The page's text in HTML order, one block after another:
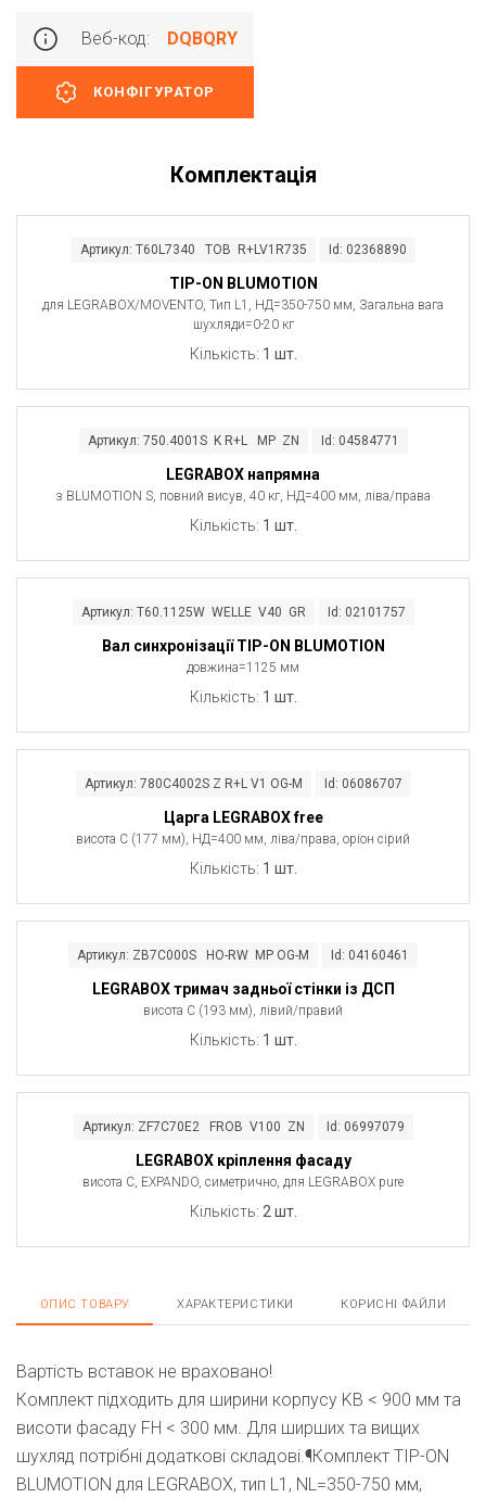
Веб-код: DQBQRY
КОНФІГУРАТОР
Комплектація
Артикул: T60L7340 TOB R+LV1R735 Id: 02368890
TIP-ON BLUMOTION
для LEGRABOX/MOVENTO, Тип L1, НД=350-750 мм, Загальна вага
шухляди=0-20 кг
Кількість: 1 шт.
Артикул: 750.4001S K R+L MP ZN Id: 04584771
LEGRABOX напрямна
з BLUMOTION S, повний висув, 40 кг, НД=400 мм, ліва/права
Кількість: 1 шт.
Артикул: T60.1125W WELLE V40 GR Id: 02101757
Вал синхронізації TIP-ON BLUMOTION
довжина=1125 мм
Кількість: 1 шт.
Артикул: 780C4002S Z R+L V1 OG-M Id: 06086707
Царга LEGRABOX free
висота C (177 мм), НД=400 мм, ліва/права, оріон сірий
Кількість: 1 шт.
Артикул: ZB7C000S HO-RW MP OG-M Id: 04160461
LEGRABOX тримач задньої стінки із ДСП
висота C (193 мм), лівий/правий
Кількість: 1 шт.
Артикул: ZF7C70E2 FROB V100 ZN Id: 06997079
LEGRABOX кріплення фасаду
висота C, EXPANDO, симетрично, для LEGRABOX pure
Кількість: 2 шт.
ОПИС ТОВАРУ ХАРАКТЕРИСТИКИ КОРИСНІ ФАЙЛИ
Вартість вставок не враховано!
Комплект підходить для ширини корпусу KB < 900 мм та
висоти фасаду FH < 300 мм. Для ширших та вищих
шухляд потрібні додаткові складові.¶Комплект TIP-ON
BLUMOTION для LEGRABOX, тип L1, NL=350-750 мм,